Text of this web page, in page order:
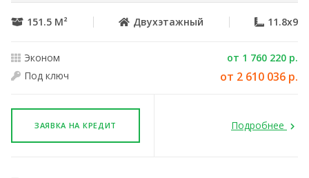
151.5 М² Двухэтажный 11.8x9
Эконом
от 1 760 220 р.
Под ключ
от 2 610 036 р.
ЗАЯВКА НА КРЕДИТ Подробнее